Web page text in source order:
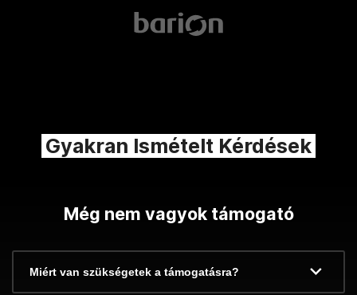
Gyakran Ismételt Kérdések
Még nem vagyok támogató
Miért van szükségetek a támogatásra?